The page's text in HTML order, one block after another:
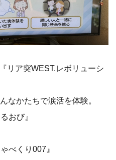
リア突WEST.レボリューシ
なかたちで涙活を体験。
おび』
べくり007』